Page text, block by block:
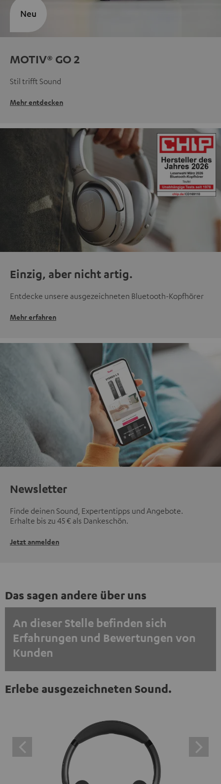
MOTIV® GO 2
Stil trifft Sound
Mehr entdecken
Neu
Einzig, aber nicht artig.
Entdecke unsere ausgezeichneten Bluetooth-Kopfhörer
Mehr erfahren
Newsletter
Finde deinen Sound, Expertentipps und Angebote.
Erhalte bis zu 45 € als Dankeschön.
Jetzt anmelden
Das sagen andere über uns
An dieser Stelle befinden sich
Erfahrungen und Bewertungen von
Kunden
EINMALIG ZUSTIMMEN UND ANZEIGEN
Trustpilot‑Bewertungen sind externe Inhalte. Der
externe Inhalt kann hier mit nur einem Klick angezeigt
werden. Mit dem Anklicken des Inhalts wird zugestimmt,
dass externe Inhalte angezeigt werden. Dabei können
personenbezogene Daten an Drittplattformen
Erlebe ausgezeichneten Sound.